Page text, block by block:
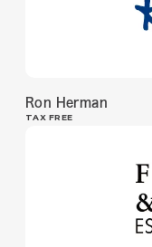
Ron Herman
TAX FREE